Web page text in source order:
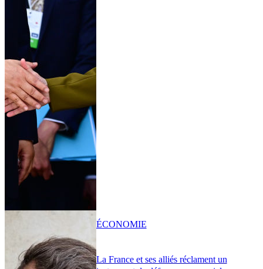
La France et ses alliés réclament un
ÉCONOMIE